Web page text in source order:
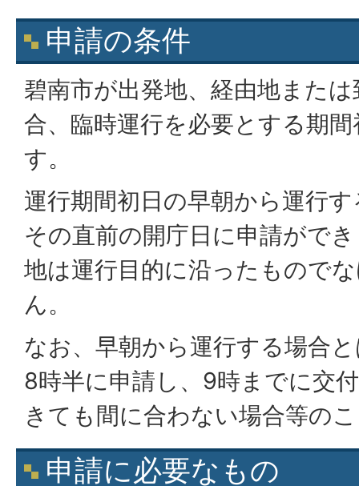
申請の条件
碧南市が出発地、経由地また
合、臨時運行を必要とする期
す。
運行期間初日の早朝から運行
その直前の開庁日に申請がで
地は運行目的に沿ったもので
ん。
なお、早朝から運行する場合
8時半に申請し、9時までに交
きても間に合わない場合等の
申請に必要なもの